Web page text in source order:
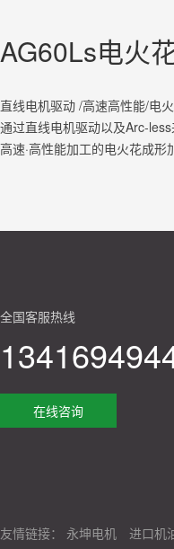
AG60Ls电火
直线电机驱动 /高速高性能/电
通过直线电机驱动以及Arc-
高速·高性能加工的电火花成形
全国客服热线
在线咨询
友情链接： 永坤电机 进口机